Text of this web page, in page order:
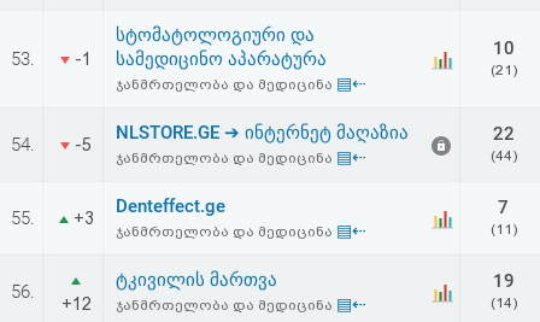
53. -1
სტომატოლოგიური და
სამედიცინო აპარატურა
ჯანმრთელობა და მედიცინა ▤⇠
10
(21)
54. -5
NLSTORE.GE ➔ ინტერნეტ მაღაზია
ჯანმრთელობა და მედიცინა ▤⇠
22
(44)
55. +3
Denteffect.ge
ჯანმრთელობა და მედიცინა ▤⇠
7
(11)
56.
+12
ტკივილის მართვა
ჯანმრთელობა და მედიცინა ▤⇠
19
(14)